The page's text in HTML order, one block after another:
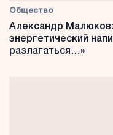
Общество
Александр
энергетический
разлагаться…»